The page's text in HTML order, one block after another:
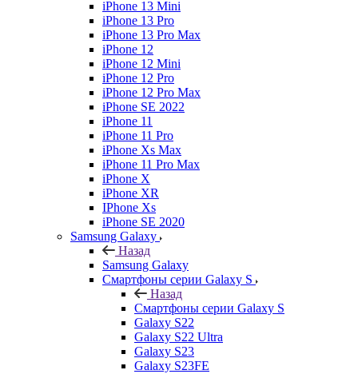
iPhone 13 Mini
iPhone 13 Pro
iPhone 13 Pro Max
iPhone 12
iPhone 12 Mini
iPhone 12 Pro
iPhone 12 Pro Max
iPhone SE 2022
iPhone 11
iPhone 11 Pro
iPhone Xs Max
iPhone 11 Pro Max
iPhone X
iPhone XR
IPhone Xs
iPhone SE 2020
Samsung Galaxy
Назад
Samsung Galaxy
Смартфоны серии Galaxy S
Назад
Смартфоны серии Galaxy S
Galaxy S22
Galaxy S22 Ultra
Galaxy S23
Galaxy S23FE